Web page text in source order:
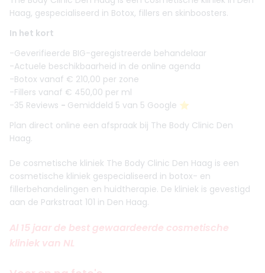
Haag, gespecialiseerd in Botox, fillers en skinboosters.
In het kort
-Geverifieerde BIG-geregistreerde behandelaar
-Actuele beschikbaarheid in de online agenda
-Botox vanaf € 210,00 per zone
-Fillers vanaf € 450,00 per ml
-35 Reviews - Gemiddeld 5 van 5 Google ⭐️
Plan direct online een afspraak bij The Body Clinic Den
Haag.
De cosmetische kliniek The Body Clinic Den Haag is een
cosmetische kliniek gespecialiseerd in botox- en
fillerbehandelingen en huidtherapie. De kliniek is gevestigd
aan de Parkstraat 101 in Den Haag.
Al 15 jaar de best gewaardeerde cosmetische
kliniek van NL